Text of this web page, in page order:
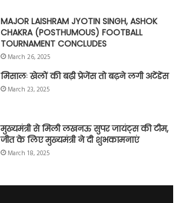
MAJOR LAISHRAM JYOTIN SINGH, ASHOK
CHAKRA (POSTHUMOUS) FOOTBALL
TOURNAMENT CONCLUDES
March 26, 2025
मिसालः खेलों की बढ़ी प्रेजेंस तो बढ़ने लगी अटेंडेंस
March 23, 2025
मुख्यमंत्री से मिली लखनऊ सुपर जायंट्स की टीम,
जीत के लिए मुख्यमंत्री ने दी शुभकामनाएं
March 18, 2025